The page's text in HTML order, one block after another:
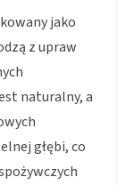
jako
z upraw
naturalny, a
głębi, co